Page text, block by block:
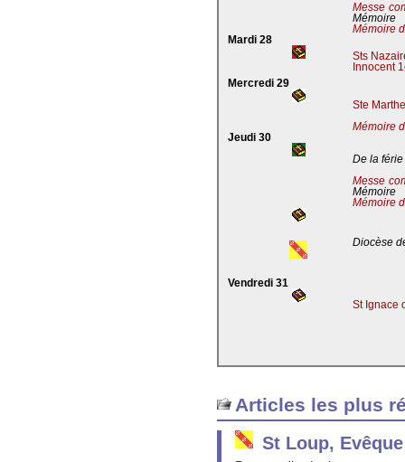
Messe
Mémoire
Mémoire
Mardi 28
Sts
Innocent
Mercredi 29
Ste
Mémoire
Jeudi 30
De la férie
Messe
Mémoire
Mémoire
Diocèse
Vendredi 31
St Ignace
Articles les plus
St Loup,